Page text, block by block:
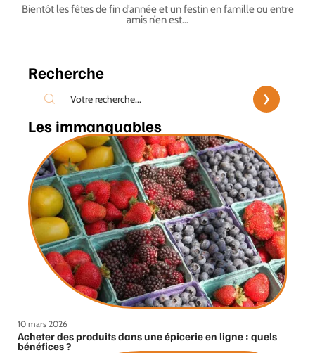
Bientôt les fêtes de fin d’année et un festin en famille ou entre
amis n’en est…
Recherche
Les immanquables
10 mars 2026
Acheter des produits dans une épicerie en ligne : quels
bénéfices ?